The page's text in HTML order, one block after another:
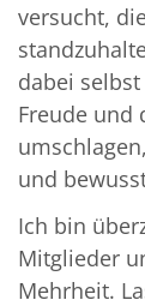
versucht,
dabei
Freude und
und
Ich bin
Mitglieder
Mehrheit.